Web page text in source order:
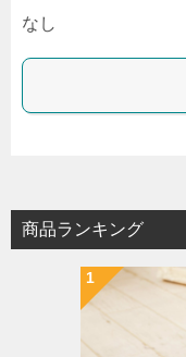
なし
商品ランキング